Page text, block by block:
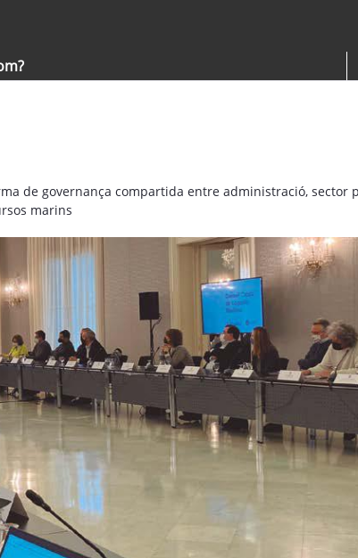
de governança compartida entre administració, sector
marins